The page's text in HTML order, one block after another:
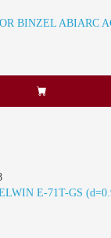
BINZEL ABIARC
E-71T-GS